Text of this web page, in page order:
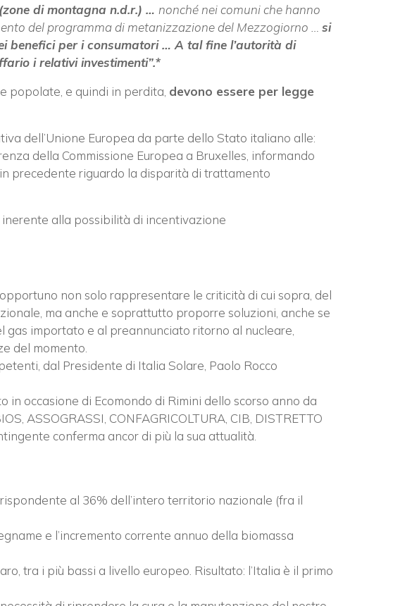
di montagna n.d.r.) … nonché nei comuni che hanno
del programma di metanizzazione del Mezzogiorno … si
benefici per i consumatori … A tal fine l’autorità di
i relativi investimenti”.*
popolate, e quindi in perdita, devono essere per legge
dell’Unione Europea da parte dello Stato italiano alle:
della Commissione Europea a Bruxelles, informando
precedente riguardo la disparità di trattamento
alla possibilità di incentivazione
non solo rappresentare le criticità di cui sopra, del
ma anche e soprattutto proporre soluzioni, anche se
importato e al preannunciato ritorno al nucleare,
del momento.
dal Presidente di Italia Solare, Paolo Rocco
occasione di Ecomondo di Rimini dello scorso anno da
ASSOGRASSI, CONFAGRICOLTURA, CIB, DISTRETTO
conferma ancor di più la sua attualità.
al 36% dell’intero territorio nazionale (fra il
e l’incremento corrente annuo della biomassa
tra i più bassi a livello europeo. Risultato: l’Italia è il primo